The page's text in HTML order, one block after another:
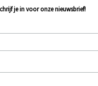
je in voor onze nieuwsbrief!